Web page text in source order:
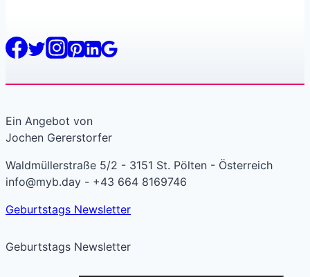
Ein Angebot von
Jochen Gererstorfer
Waldmüllerstraße 5/2 - 3151 St. Pölten - Österreich
info@myb.day - +43 664 8169746
Geburtstags Newsletter
Geburtstags Newsletter